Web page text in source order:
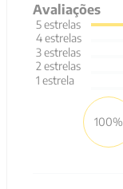
Avaliações
5estrelas
4estrelas
3estrelas
2 estrelas
1 estrela
100%